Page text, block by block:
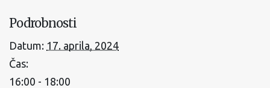
Podrobnosti
Datum: 17. aprila, 2024
Čas:
16:00 - 18:00